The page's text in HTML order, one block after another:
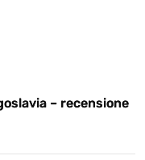
– recensione